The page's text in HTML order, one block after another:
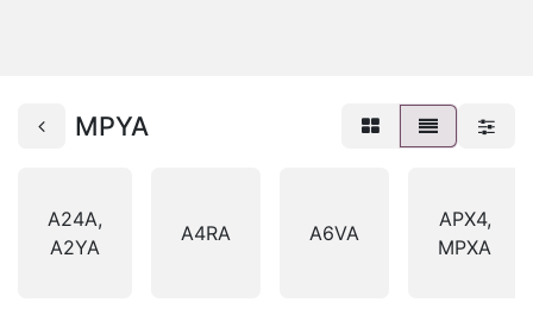
MPYA
A24A,
A2YA
A4RA A6VA
APX4,
MPXA